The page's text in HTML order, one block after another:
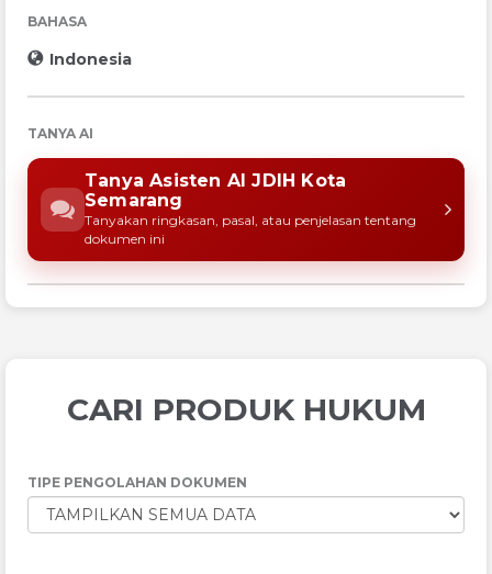
BAHASA
Indonesia
TANYA AI
Tanya Asisten AI JDIH Kota
Semarang
Tanyakan ringkasan, pasal, atau penjelasan tentang
dokumen ini
CARI PRODUK HUKUM
TIPE PENGOLAHAN DOKUMEN